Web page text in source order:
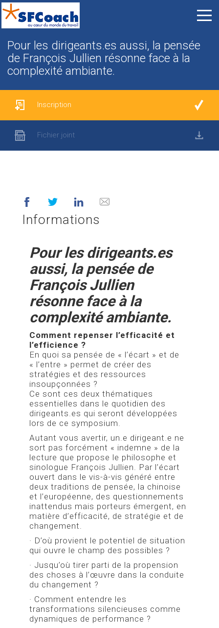
Pour les dirigeants.es aussi, la pensée
de François Jullien résonne face à la
complexité ambiante.
Inscription
Fichier joint
Informations
Pour les dirigeants.es
aussi, la pensée de
François Jullien
résonne face à la
complexité ambiante.
Comment repenser l’efficacité et
l’efficience ?
En quoi sa pensée de « l’écart » et de
« l’entre » permet de créer des
stratégies et des ressources
insoupçonnées ?
Ce sont ces deux thématiques
essentielles dans le quotidien des
dirigeants.es qui seront développées
lors de ce symposium.
Autant vous avertir, un.e dirigeant.e ne
sort pas forcément « indemne » de la
lecture que propose le philosophe et
sinologue François Jullien. Par l’écart
ouvert dans le vis-à-vis généré entre
deux traditions de pensée, la chinoise
et l’européenne, des questionnements
inattendus mais porteurs émergent, en
matière d’efficacité, de stratégie et de
changement.
· D’où provient le potentiel de situation
qui ouvre le champ des possibles ?
· Jusqu’où tirer parti de la propension
des choses à l’œuvre dans la conduite
du changement ?
· Comment entendre les
transformations silencieuses comme
dynamiques de performance ?